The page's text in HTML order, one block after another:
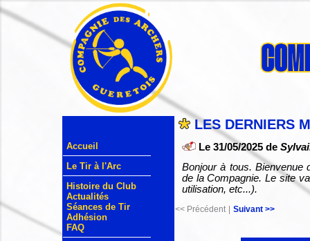
Accueil
Le Tir à l'Arc
Histoire du Club
Actualités
Séances de Tir
Adhésion
FAQ
LES DERNIERS
Le 31/05/2025 de
Bonjour à tous. Bienvenue
de la Compagnie. Le site
utilisation, etc...).
<< Précédent Suivant >>